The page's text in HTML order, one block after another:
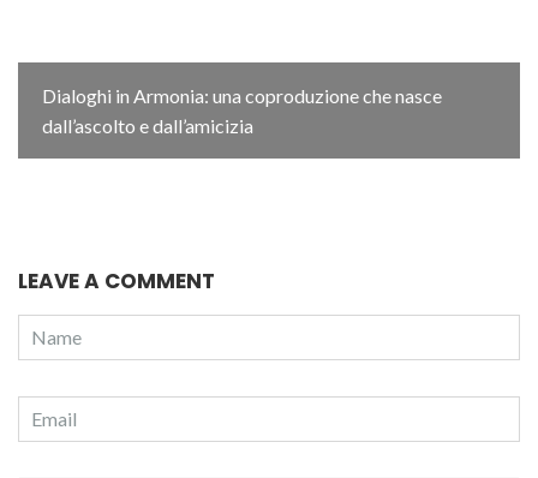
Dialoghi in Armonia: una coproduzione che nasce
dall’ascolto e dall’amicizia
LEAVE A COMMENT